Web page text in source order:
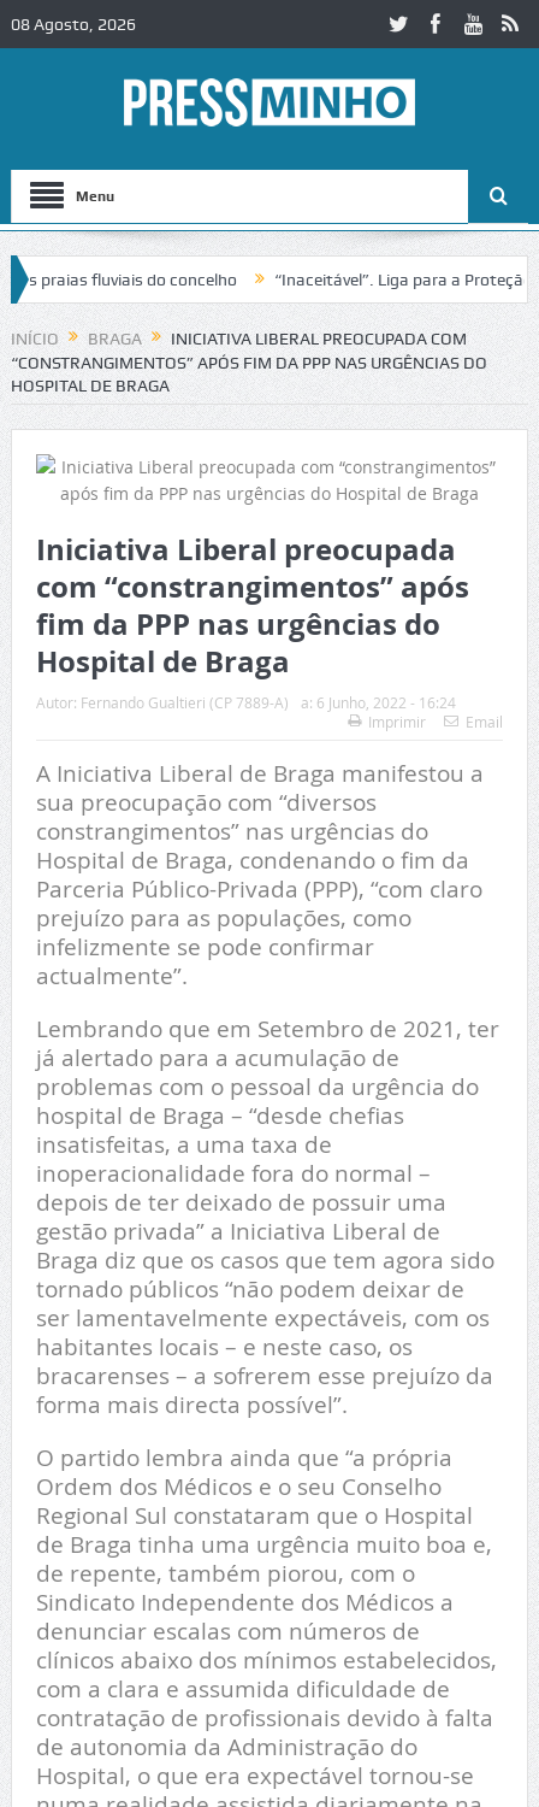
08 Agosto, 2026
Menu
fluviais do concelho “Inaceitável”. Liga para a Proteção da
de trânsito no IC2 em Alcobaça Igreja do Castelo de Cerveira
INÍCIO BRAGA
INICIATIVA LIBERAL PREOCUPADA COM
“CONSTRANGIMENTOS” APÓS FIM DA PPP NAS URGÊNCIAS DO
HOSPITAL DE BRAGA
Iniciativa Liberal preocupada
com “constrangimentos” após
fim da PPP nas urgências do
Hospital de Braga
Autor: Fernando Gualtieri (CP 7889-A) a: 6 Junho, 2022 - 16:24
Imprimir
Email
A Iniciativa Liberal de Braga manifestou a
sua preocupação com “diversos
constrangimentos” nas urgências do
Hospital de Braga, condenando o fim da
Parceria Público-Privada (PPP), “com claro
prejuízo para as populações, como
infelizmente se pode confirmar
actualmente”.
Lembrando que em Setembro de 2021, ter
já alertado para a acumulação de
problemas com o pessoal da urgência do
hospital de Braga – “desde chefias
insatisfeitas, a uma taxa de
inoperacionalidade fora do normal –
depois de ter deixado de possuir uma
gestão privada” a Iniciativa Liberal de
Braga diz que os casos que tem agora sido
tornado públicos “não podem deixar de
ser lamentavelmente expectáveis, com os
habitantes locais – e neste caso, os
bracarenses – a sofrerem esse prejuízo da
forma mais directa possível”.
O partido lembra ainda que “a própria
Ordem dos Médicos e o seu Conselho
Regional Sul constataram que o Hospital
de Braga tinha uma urgência muito boa e,
de repente, também piorou, com o
Sindicato Independente dos Médicos a
denunciar escalas com números de
clínicos abaixo dos mínimos estabelecidos,
com a clara e assumida dificuldade de
contratação de profissionais devido à falta
de autonomia da Administração do
Hospital, o que era expectável tornou-se